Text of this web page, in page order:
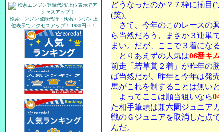
検索エンジン登録代行・検索エンジン上
位表示でアクセスアップ！ 1980円～！
どうなったのか？７枠に揃目
(笑)。
さて、今年のこのレースの
ら当然だろう。まさか３連単
まい。だが、ここで３着にな
とりあえずの人気は06番キ
前走「若草賞２着」が昨年の
ば当然だが、昨年と今年は発
馬がこれを制することは無い
よってここは順当狙いなら
た相手筆頭は兼六園ジュニア
戦のＧジュニアを取消した点
んだ。